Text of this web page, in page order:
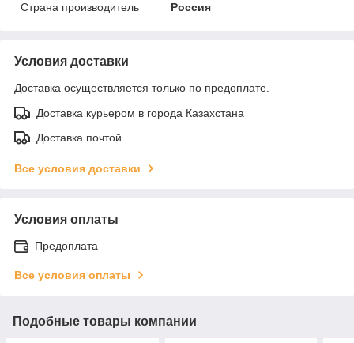
Страна производитель
Россия
Условия доставки
Доставка осуществляется только по предоплате.
Доставка курьером в города Казахстана
Доставка почтой
Все условия доставки
Условия оплаты
Предоплата
Все условия оплаты
Подобные товары компании